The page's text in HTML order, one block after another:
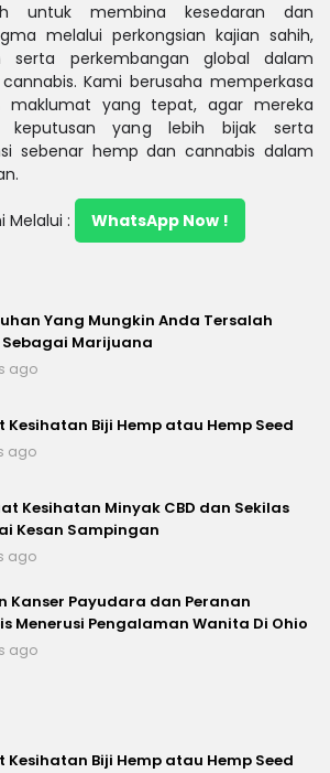
untuk membina kesedaran dan
melalui perkongsian kajian sahih,
serta perkembangan global dalam
Kami berusaha memperkasa
maklumat yang tepat, agar mereka
keputusan yang lebih bijak serta
sebenar hemp dan cannabis dalam
Melalui : WhatsApp Now !
Yang Mungkin Anda Tersalah
Marijuana
ago
Biji Hemp atau Hemp Seed
ago
Kesihatan Minyak CBD dan Sekilas
Kesan Sampingan
ago
Kanser Payudara dan Peranan
Menerusi Pengalaman Wanita Di Ohio
ago
Biji Hemp atau Hemp Seed